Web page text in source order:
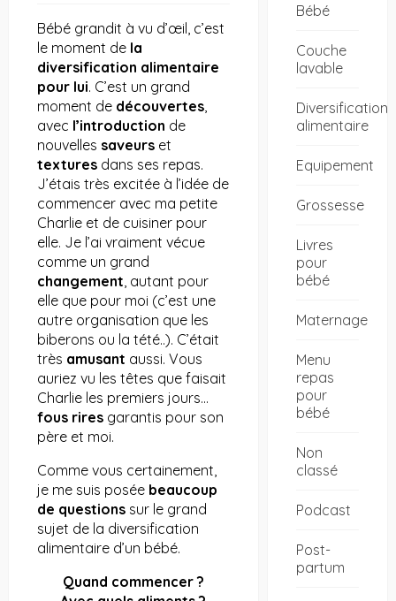
Bébé grandit à vu d’œil, c’est
le moment dela
diversification alimentaire
pour lui. C’est un grand
moment de découvertes,
avec l’introduction de
nouvelles saveurs et
textures dans ses repas.
J’étais très excitée à l’idée de
commencer avec ma petite
Charlie et de cuisiner pour
elle. Je l’ai vraiment vécue
comme un grand
changement , autant pour
elle que pour moi (c’est une
autre organisation que les
biberons ou la tété..). C’était
très amusant aussi. Vous
auriez vu les têtes que faisait
Charlie les premiers jours…
fous riresgarantis pour son
père et moi.
Comme vous certainement,
je me suis posée beaucoup
de questionssur le grand
sujet de la diversification
alimentaire d’un bébé.
Quand commencer ?
Bébé
Couche
lavable
Diversification
alimentaire
Equipement
Grossesse
Livres
pour
bébé
Maternage
Menu
repas
pour
bébé
Non
classé
Podcast
Post-
partum